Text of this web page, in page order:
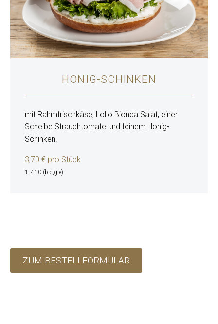
HONIG-SCHINKEN
mit Rahmfrischkäse, Lollo Bionda Salat, einer
Scheibe Strauchtomate und feinem Honig-
Schinken.
3,70 € pro Stück
1,7,10 (b,c,g,e)
ZUM BESTELLFORMULAR